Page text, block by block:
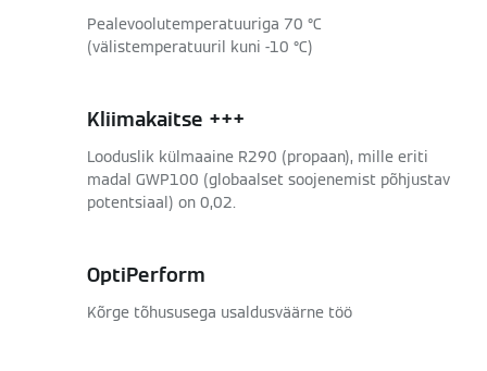
Pealevoolutemperatuuriga 70 °C
(välistemperatuuril kuni -10 °C)
Kliimakaitse +++
Looduslik külmaaine R290 (propaan), mille eriti
madal GWP100 (globaalset soojenemist põhjustav
potentsiaal) on 0,02.
OptiPerform
Kõrge tõhususega usaldusväärne töö